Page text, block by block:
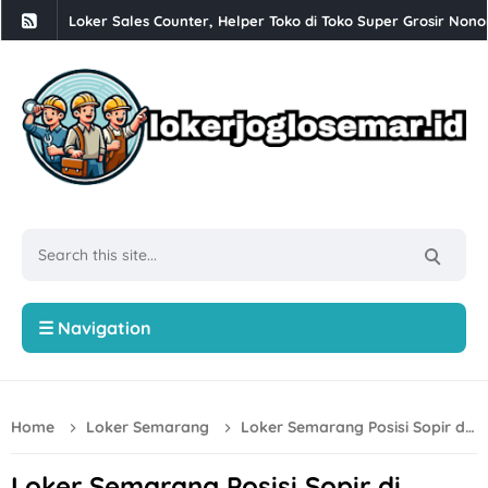
Loker Sales Counter, Helper Toko di Toko Super Grosir
Loker Crew Dapur, Kepala Outlet di Djuragan Group
Loker Perbankan Sukoharjo Lulusan SMA dan D3 di PT BPR
Loker Creative Desain Staff, Staff Operasional, dll di PT Tri
Loker PT Multi Logam Perkasa untuk 1 Posisi di Klaten
Lowongan Kerja Perusahaan F&B di Waroeng Tokyo
Loker Crew Gudang Produksi di Keprabon Group Sukoharjo
☰ Navigation
Home Loker Semarang Loker Semarang Posisi Sopir di Pompa Air Big 1